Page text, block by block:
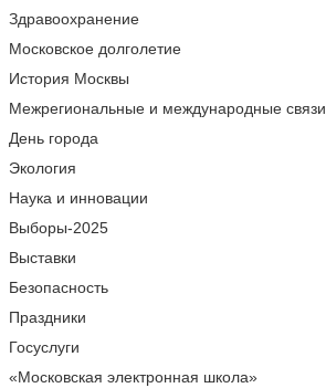
Здравоохранение
Московское долголетие
История Москвы
Межрегиональные и международные связи
День города
Экология
Наука и инновации
Выборы-2025
Выставки
Безопасность
Праздники
Госуслуги
«Московская электронная школа»